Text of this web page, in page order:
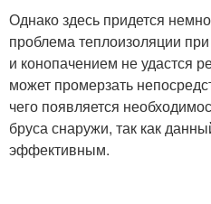
Однако здесь придется
проблема теплоизоляции
и конопачением не удастся
может промерзать
чего появляется
бруса снаружи, так как
эффективным.